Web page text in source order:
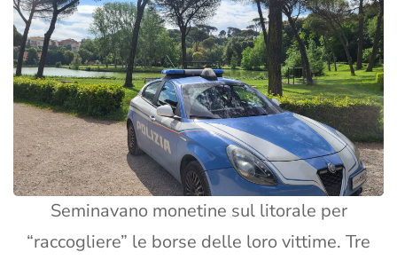
Seminavano monetine sul litorale per
“raccogliere” le borse delle loro vittime. Tre